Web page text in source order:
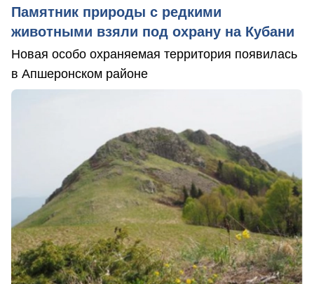
Памятник природы с редкими
животными взяли под охрану на Кубани
Новая особо охраняемая территория появилась
в Апшеронском районе